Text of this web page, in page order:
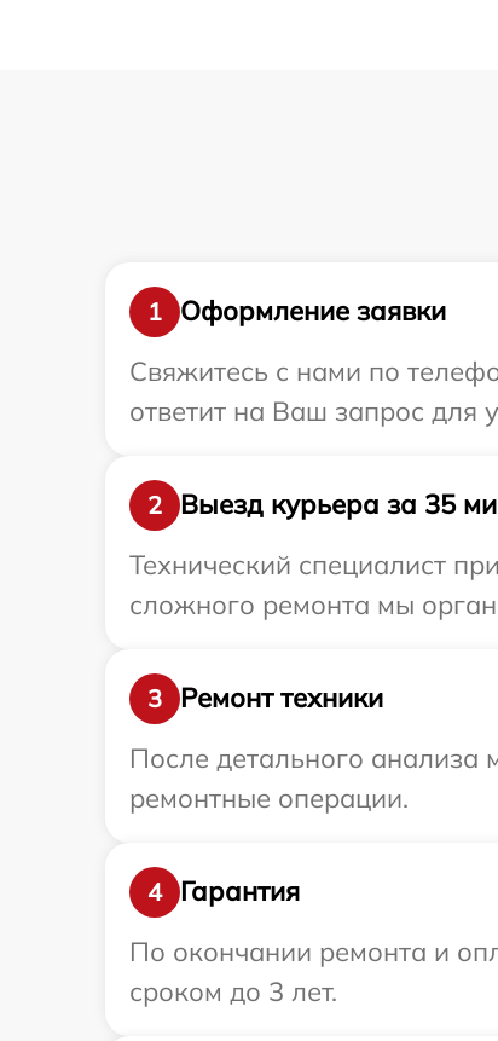
1
Оформление заявки
Свяжитесь с нами по
ответит на Ваш запрос для
2
Выезд курьера за 35
Технический специалист
сложного ремонта мы
3
Ремонт техники
После детального анализа
ремонтные операции.
4
Гарантия
По окончании ремонта и
сроком до 3 лет.